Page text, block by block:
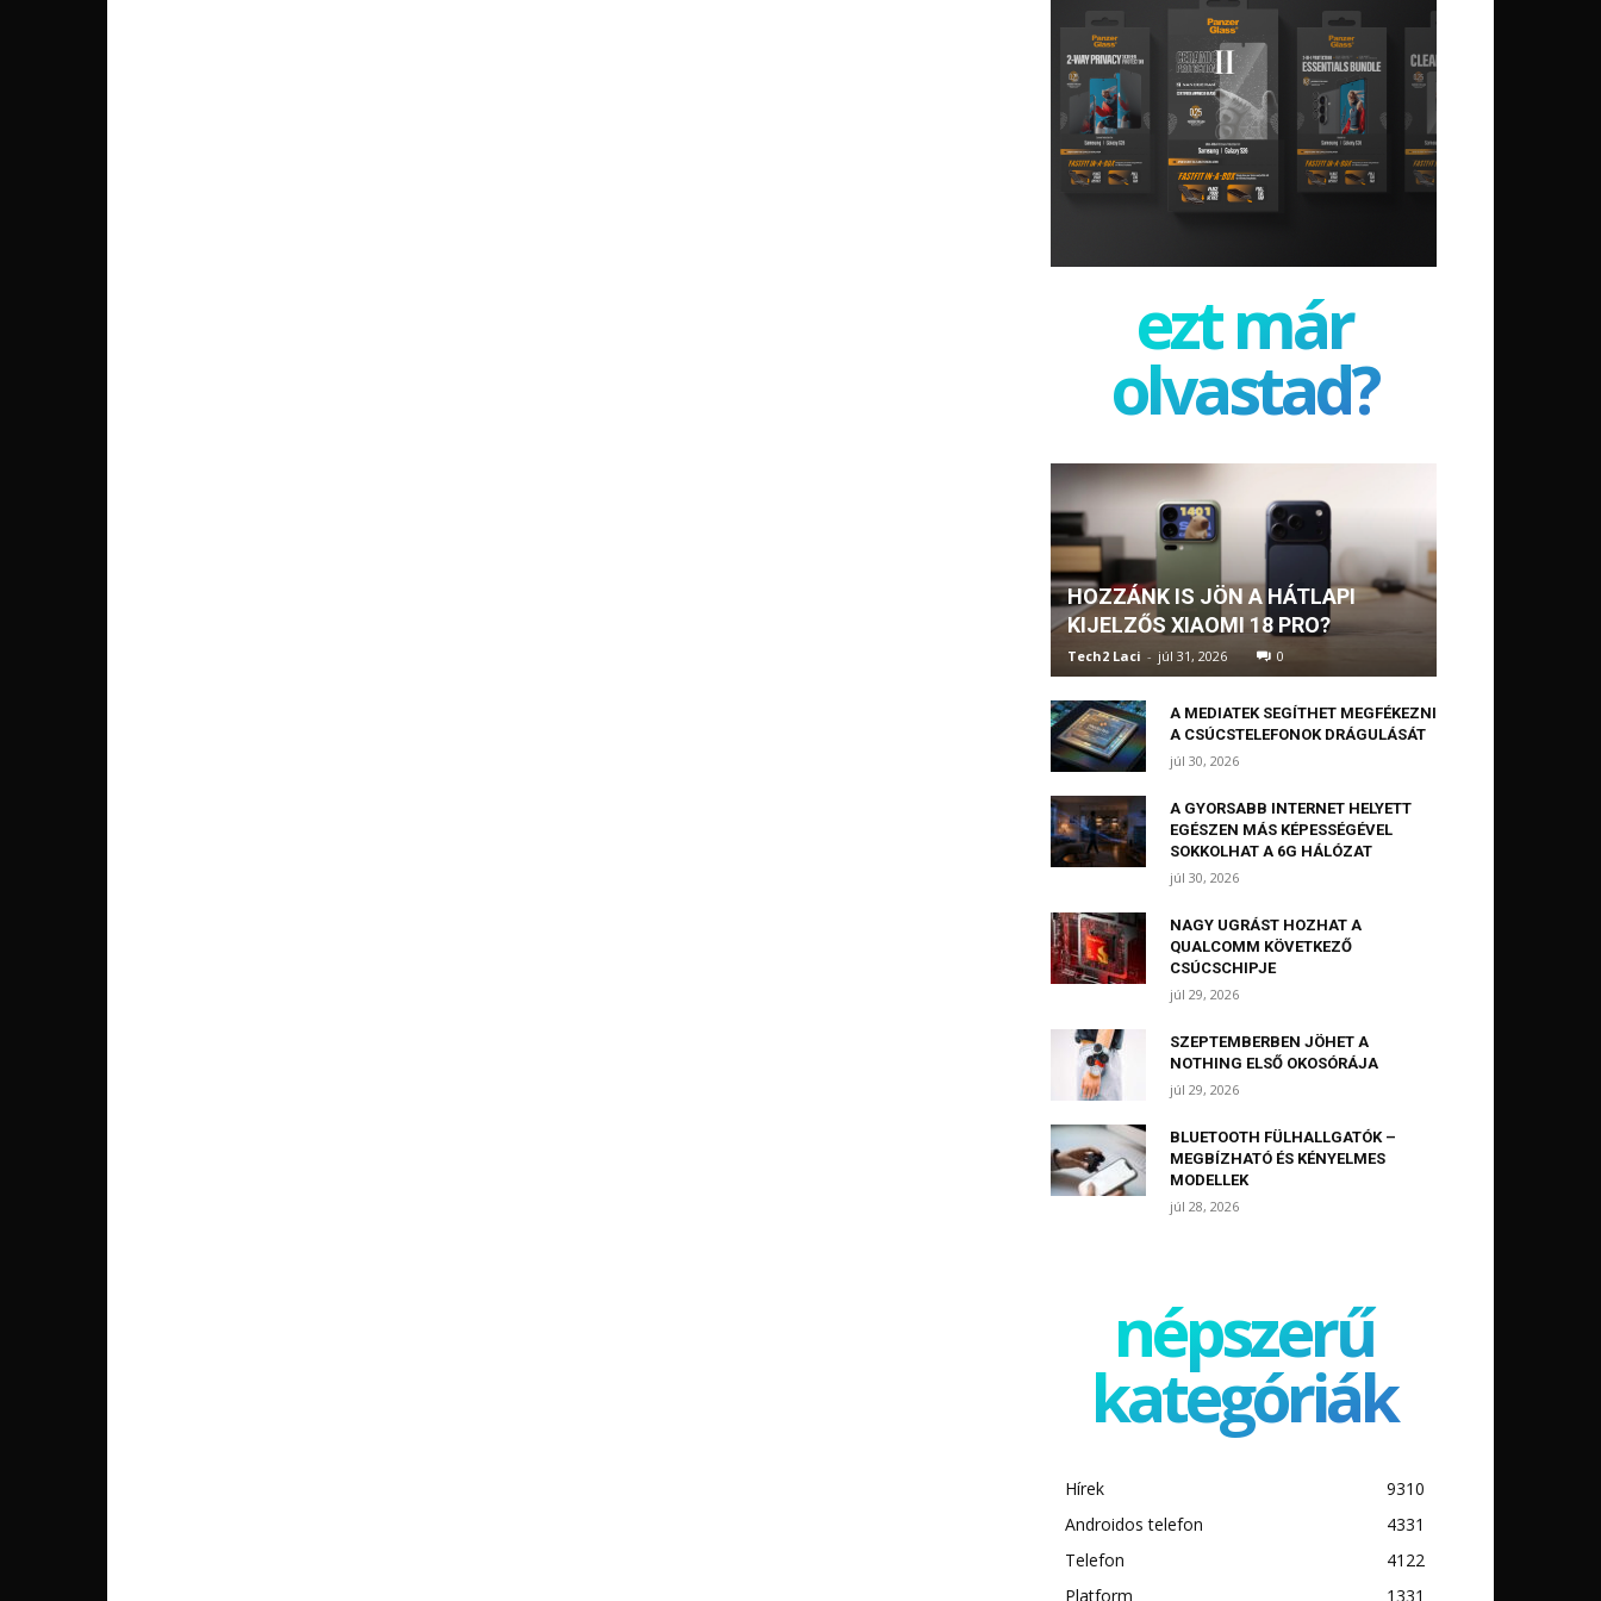
ezt már
olvastad?
HOZZÁNK IS JÖN A HÁTLAPI
KIJELZŐS XIAOMI 18 PRO?
Tech2 Laci - júl 31, 2026 0
A MEDIATEK SEGÍTHET MEGFÉKEZNI
A CSÚCSTELEFONOK DRÁGULÁSÁT
júl 30, 2026
A GYORSABB INTERNET HELYETT
EGÉSZEN MÁS KÉPESSÉGÉVEL
SOKKOLHAT A 6G HÁLÓZAT
júl 30, 2026
NAGY UGRÁST HOZHAT A
QUALCOMM KÖVETKEZŐ
CSÚCSCHIPJE
júl 29, 2026
SZEPTEMBERBEN JÖHET A
NOTHING ELSŐ OKOSÓRÁJA
júl 29, 2026
BLUETOOTH FÜLHALLGATÓK –
MEGBÍZHATÓ ÉS KÉNYELMES
MODELLEK
júl 28, 2026
népszerű
kategóriák
Hírek
9310
Androidos telefon
4331
Telefon
4122
Platform
1331